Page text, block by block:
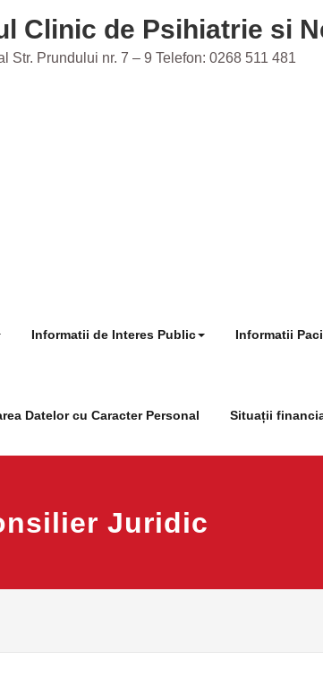
Clinic de Psihiatrie si
Str. Prundului nr. 7 – 9 Telefon: 0268 511 481
Informatii de Interes Public Informatii
Datelor cu Caracter Personal Situații
Juridic